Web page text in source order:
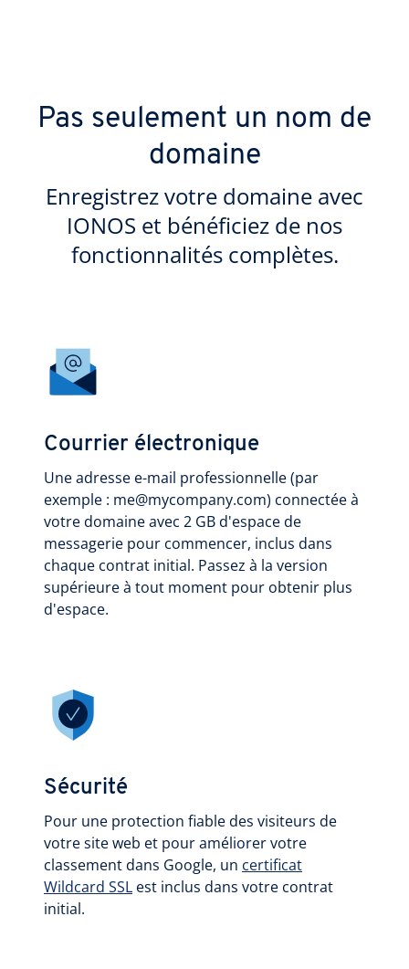
Pas seulement un nom de
domaine
Enregistrez votre domaine avec
IONOS et bénéficiez de nos
fonctionnalités complètes.
Courrier électronique
Une adresse e-mail professionnelle (par
exemple : me@mycompany.com) connectée à
votre domaine avec 2 GB d'espace de
messagerie pour commencer, inclus dans
chaque contrat initial. Passez à la version
supérieure à tout moment pour obtenir plus
d'espace.
Sécurité
Pour une protection fiable des visiteurs de
votre site web et pour améliorer votre
classement dans Google, un certificat
Wildcard SSL est inclus dans votre contrat
initial.